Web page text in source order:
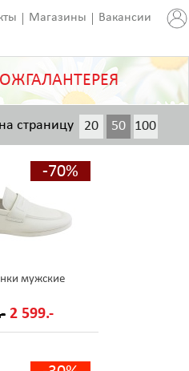
Магазины Вакансии
20 50 100
200
страницу
-70%
мужские
2 599.-